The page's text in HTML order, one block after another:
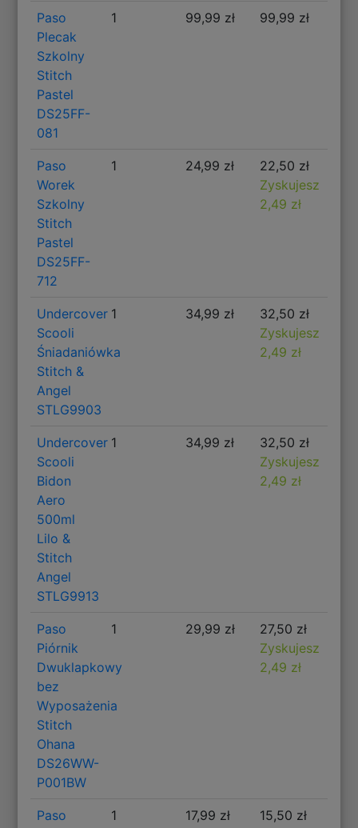
Paso
Plecak
Szkolny
Stitch
Pastel
DS25FF-
081
1 99,99 zł 99,99 zł
Paso
Worek
Szkolny
Stitch
Pastel
DS25FF-
712
1 24,99 zł
22,50 zł
Zyskujesz
2,49 zł
Undercover
Scooli
Śniadaniówka
Stitch &
Angel
STLG9903
1 34,99 zł
32,50 zł
Zyskujesz
2,49 zł
Undercover
Scooli
Bidon
Aero
500ml
Lilo &
Stitch
Angel
STLG9913
1 34,99 zł
32,50 zł
Zyskujesz
2,49 zł
Paso
Piórnik
Dwuklapkowy
bez
Wyposażenia
Stitch
Ohana
DS26WW-
P001BW
1 29,99 zł
27,50 zł
Zyskujesz
2,49 zł
Paso
1 17,99 zł
15,50 zł